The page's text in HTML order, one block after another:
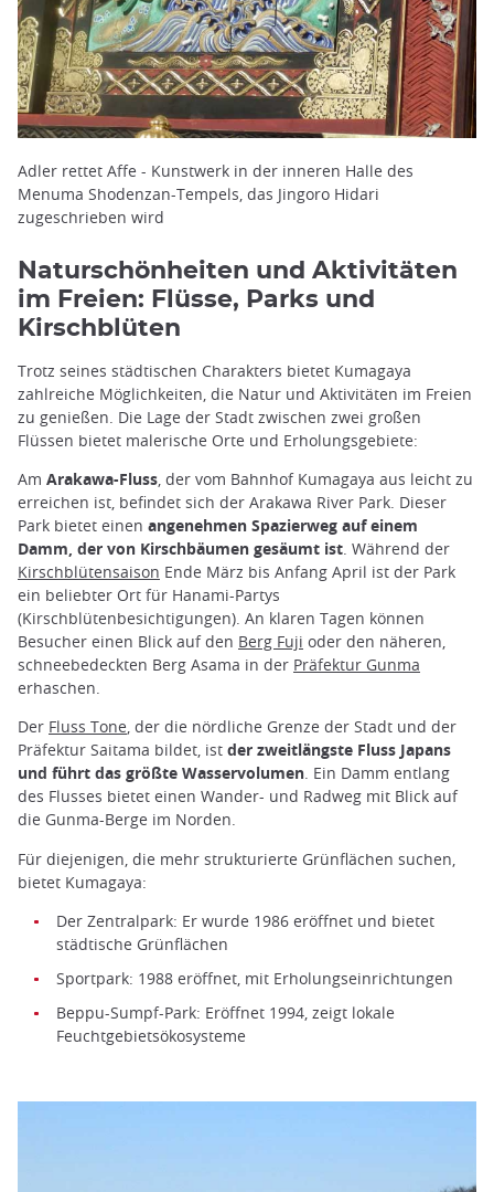
Adler rettet Affe - Kunstwerk in der inneren Halle des
Menuma Shodenzan-Tempels, das Jingoro Hidari
zugeschrieben wird
Naturschönheiten und Aktivitäten
im Freien: Flüsse, Parks und
Kirschblüten
Trotz seines städtischen Charakters bietet Kumagaya
zahlreiche Möglichkeiten, die Natur und Aktivitäten im Freien
zu genießen. Die Lage der Stadt zwischen zwei großen
Flüssen bietet malerische Orte und Erholungsgebiete:
Am Arakawa-Fluss, der vom Bahnhof Kumagaya aus leicht zu
erreichen ist, befindet sich der Arakawa River Park. Dieser
Park bietet einen angenehmen Spazierweg auf einem
Damm, der von Kirschbäumen gesäumt ist. Während der
Kirschblütensaison Ende März bis Anfang April ist der Park
ein beliebter Ort für Hanami-Partys
(Kirschblütenbesichtigungen). An klaren Tagen können
Besucher einen Blick auf den Berg Fuji oder den näheren,
schneebedeckten Berg Asama in der Präfektur Gunma
erhaschen.
Der Fluss Tone, der die nördliche Grenze der Stadt und der
Präfektur Saitama bildet, ist der zweitlängste Fluss Japans
und führt das größte Wasservolumen. Ein Damm entlang
des Flusses bietet einen Wander- und Radweg mit Blick auf
die Gunma-Berge im Norden.
Für diejenigen, die mehr strukturierte Grünflächen suchen,
bietet Kumagaya:
Der Zentralpark: Er wurde 1986 eröffnet und bietet
städtische Grünflächen
Sportpark: 1988 eröffnet, mit Erholungseinrichtungen
Beppu-Sumpf-Park: Eröffnet 1994, zeigt lokale
Feuchtgebietsökosysteme